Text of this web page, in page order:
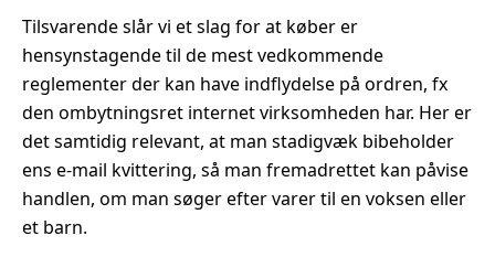
Tilsvarende slår vi et slag for at køber er
hensynstagende til de mest vedkommende
reglementer der kan have indflydelse på ordren, fx
den ombytningsret internet virksomheden har. Her er
det samtidig relevant, at man stadigvæk bibeholder
ens e-mail kvittering, så man fremadrettet kan påvise
handlen, om man søger efter varer til en voksen eller
et barn.